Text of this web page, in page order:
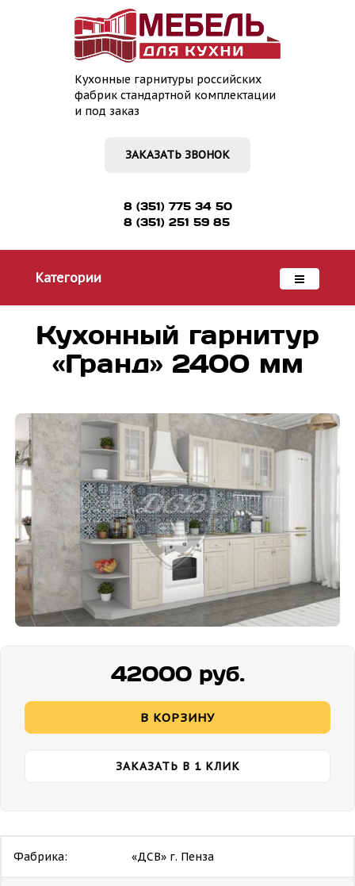
Кухонные гарнитуры российских
фабрик стандартной комплектации
и под заказ
ЗАКАЗАТЬ ЗВОНОК
8 (351) 775 34 50
8 (351) 251 59 85
Категории
Кухонный гарнитур
«Гранд» 2400 мм
42000 руб.
В КОРЗИНУ
ЗАКАЗАТЬ В 1 КЛИК
Фабрика: «ДСВ» г. Пенза